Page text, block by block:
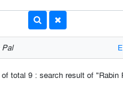
Pal
of total 9 : search result of "Rabin